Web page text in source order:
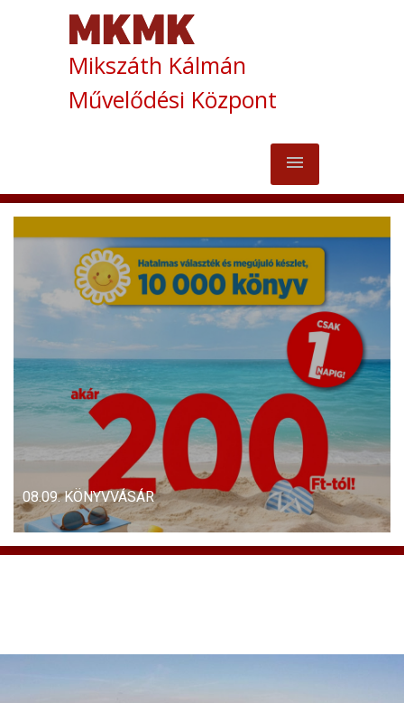
Mikszáth Kálmán
Művelődési Központ
08.09. KÖNYVVÁSÁR